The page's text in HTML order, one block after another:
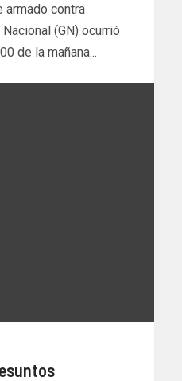
armado contra
(GN) ocurrió
de la mañana...